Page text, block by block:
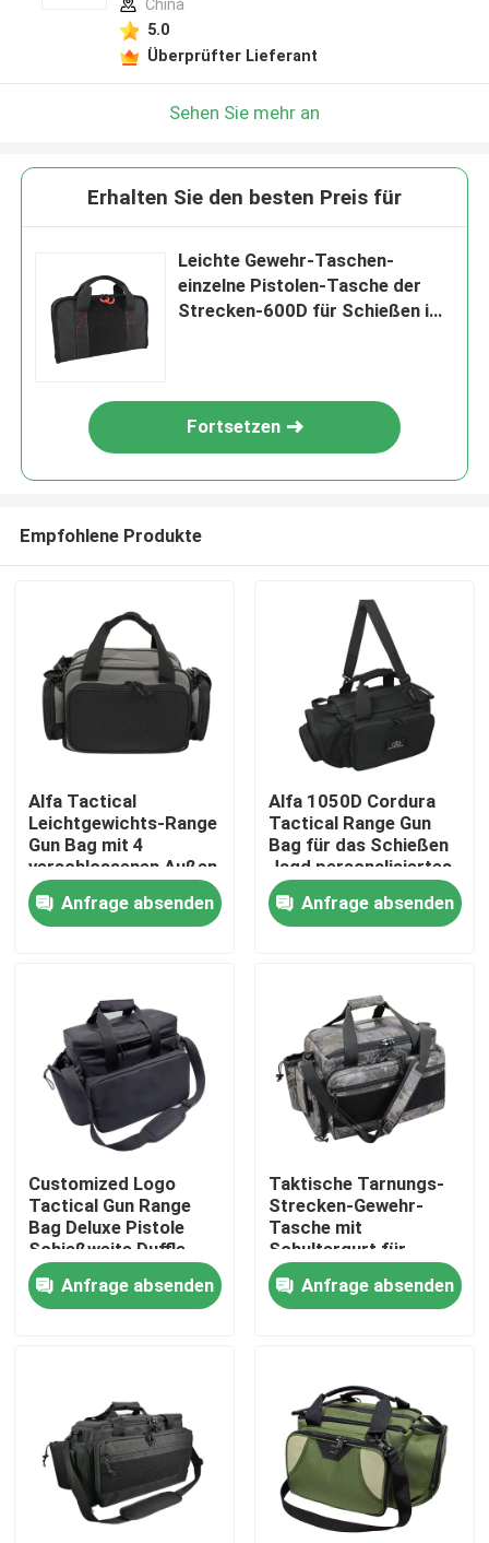
Zu Hause
Über uns
Werksbesichtigung
Qualitätskontrolle
Kontakt mit uns
Taktische Gewehr-Tasche
Jagd der Gewehr-Tasche
China
5.0
Überprüfter Lieferant
Sehen Sie mehr an
Erhalten Sie den besten Preis für
Leichte Gewehr-Taschen-
einzelne Pistolen-Tasche der
Strecken-600D für Schießen im
Fortsetzen
Empfohlene Produkte
Alfa Tactical
Leichtgewichts-Range
Gun Bag mit 4
verschlossenen Außen
Taschen für die
Reichweite Schießen
Anfrage absenden
Alfa 1050D Cordura
Tactical Range Gun
Bag für das Schießen
Jagd personalisiertes
Logo
Anfrage absenden
Customized Logo
Tactical Gun Range
Bag Deluxe Pistole
Schießweite Duffle
Taschen für
Schießweite Outdoor
Jagd
Anfrage absenden
Taktische Tarnungs-
Strecken-Gewehr-
Tasche mit
Schultergurt für
taktisches Schießen
Anfrage absenden